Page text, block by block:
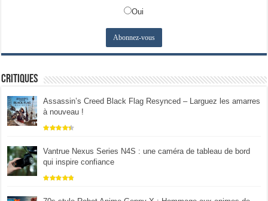
Oui
Critiques
Assassin’s Creed Black Flag Resynced – Larguez les amarres
à nouveau !
Vantrue Nexus Series N4S : une caméra de tableau de bord
qui inspire confiance